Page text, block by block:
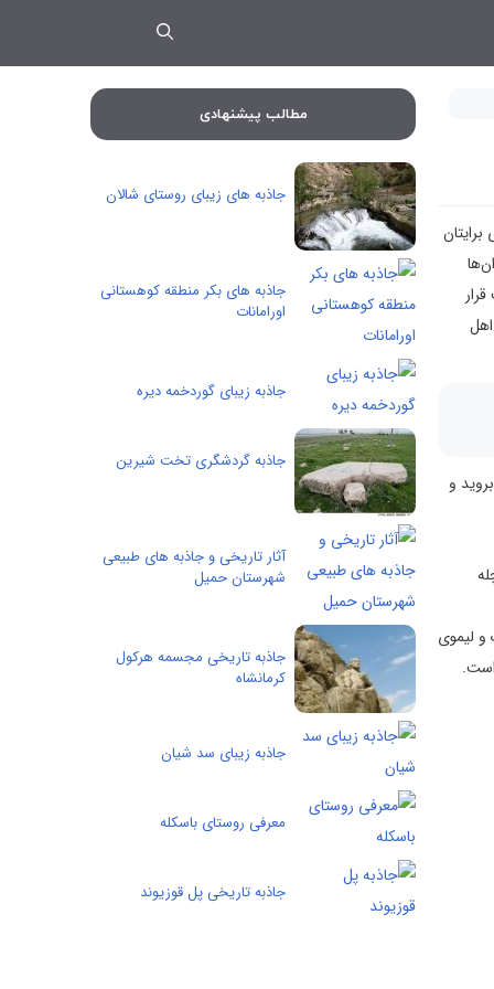
قرار
و
و لیموی
است.
مطالب پیشنهادی
جاذبه های زیبای روستای شالان
جاذبه های بکر منطقه کوهستانی
اورامانات
جاذبه زیبای گوردخمه دیره
جاذبه گردشگری تخت شیرین
آثار تاريخی و جاذبه های طبيعی
شهرستان حمیل
جاذبه تاریخی مجسمه هرکول
کرمانشاه
جاذبه زیبای سد شیان
معرفی روستای باسکله
جاذبه تاریخی پل قوزیوند